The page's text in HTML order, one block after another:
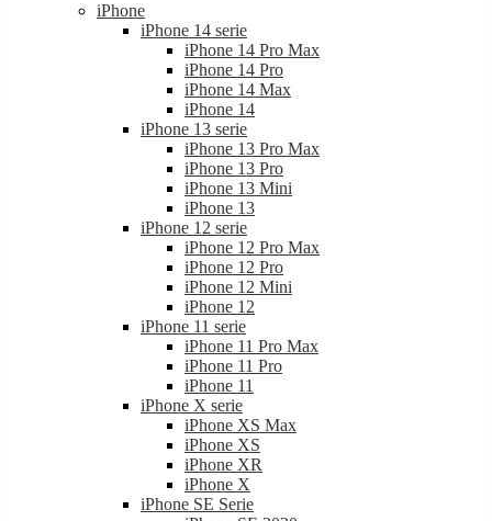
iPhone
iPhone 14 serie
iPhone 14 Pro Max
iPhone 14 Pro
iPhone 14 Max
iPhone 14
iPhone 13 serie
iPhone 13 Pro Max
iPhone 13 Pro
iPhone 13 Mini
iPhone 13
iPhone 12 serie
iPhone 12 Pro Max
iPhone 12 Pro
iPhone 12 Mini
iPhone 12
iPhone 11 serie
iPhone 11 Pro Max
iPhone 11 Pro
iPhone 11
iPhone X serie
iPhone XS Max
iPhone XS
iPhone XR
iPhone X
iPhone SE Serie